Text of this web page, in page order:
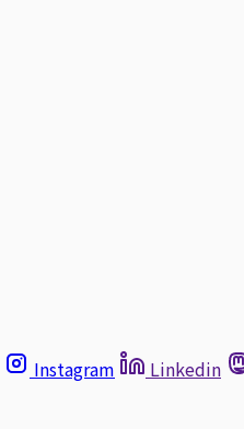
Instagram Linkedin